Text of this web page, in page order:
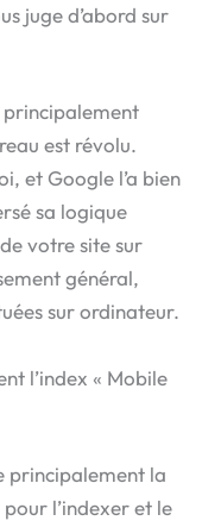
juge d’abord sur
est révolu.
et Google l’a bien
sa logique
votre site sur
général,
sur ordinateur.
l’index « Mobile
principalement la
l’indexer et le